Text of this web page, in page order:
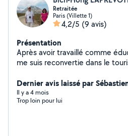
Retraitée
Paris (Villette 1)
4,2/5 (9 avis)
Présentation
Après avoir travaillé comme
me suis reconvertie dans le
depuis 2 ans, je suis retraitée.
depuis 20 ans et avons toujours
maison .
Dernier avis laissé par
Il y a 4 mois
Trop loin pour lui